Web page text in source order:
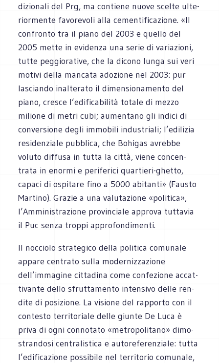
di­zio­nali del Prg, ma con­tiene nuove scelte ulte­
rior­mente favo­re­voli alla cemen­ti­fi­ca­zione. «Il
con­fronto tra il piano del 2003 e quello del
2005 mette in evi­denza una serie di varia­zioni,
tutte peg­gio­ra­tive, che la dicono lunga sui veri
motivi della man­cata ado­zione nel 2003: pur
lasciando inal­te­rato il dimen­sio­na­mento del
piano, cre­sce l’edificabilità totale di mezzo
milione di metri cubi; aumen­tano gli indici di
con­ver­sione degli immo­bili indu­striali; l’edilizia
resi­den­ziale pub­blica, che Bohi­gas avrebbe
voluto dif­fusa in tutta la città, viene con­cen­
trata in enormi e peri­fe­rici quartieri-ghetto,
capaci di ospi­tare fino a 5000 abi­tanti» (Fau­sto
Mar­tino). Gra­zie a una valu­ta­zione «poli­tica»,
l’Amministrazione pro­vin­ciale approva tut­ta­via
il Puc senza troppi approfondimenti.
Il noc­ciolo stra­te­gico della poli­tica comu­nale
appare cen­trato sulla moder­niz­za­zione
dell’immagine cit­ta­dina come con­fe­zione accat­
ti­vante dello sfrut­ta­mento inten­sivo delle ren­
dite di posi­zione. La visione del rap­porto con il
con­te­sto ter­ri­to­riale delle giunte De Luca è
priva di ogni con­no­tato «metro­po­li­tano» dimo­
stran­dosi cen­tra­li­stica e auto­re­fe­ren­ziale: tutta
l’edificazione pos­si­bile nel ter­ri­to­rio comu­nale,